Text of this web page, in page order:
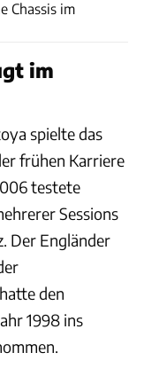
Chassis im
im
spielte das
frühen Karriere
testete
Sessions
Der Engländer
den
1998 ins